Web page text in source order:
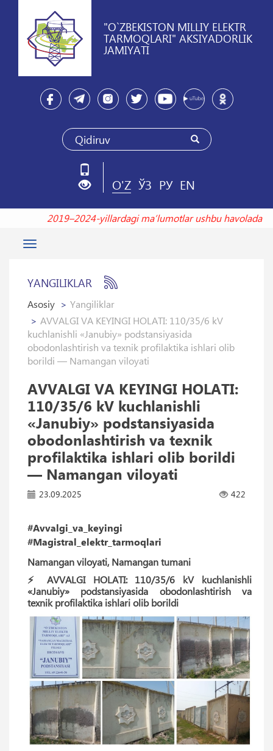
"O`ZBEKISTON MILLIY ELEKTR
TARMOQLARI" AKSIYADORLIK
JAMIYATI
O'Z ЎЗ РУ EN
2019–2024-yillardagi maʼlumotlar ushbu
Toggle
YANGILIKLAR
Asosiy
Yangiliklar
AVVALGI VA KEYINGI HOLATI: 110/35/6 kV
kuchlanishli «Janubiy» podstansiyasida
obodonlashtirish va texnik profilaktika ishlari olib
borildi — Namangan viloyati
AVVALGI VA KEYINGI HOLATI:
110/35/6 kV kuchlanishli
«Janubiy» podstansiyasida
obodonlashtirish va texnik
profilaktika ishlari olib borildi
— Namangan viloyati
23.09.2025 422
#Avvalgi_va_keyingi
#Magistral_elektr_tarmoqlari
Namangan viloyati, Namangan tumani
⚡️ AVVALGI HOLATI: 110/35/6 kV kuchlanishli
«Janubiy» podstansiyasida obodonlashtirish va
texnik profilaktika ishlari olib borildi